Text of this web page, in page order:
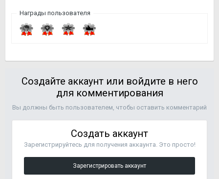
Награды пользователя
Создайте аккаунт или войдите в него
для комментирования
Вы должны быть пользователем, чтобы оставить комментарий
Создать аккаунт
Зарегистрируйтесь для получения аккаунта. Это просто!
Зарегистрировать аккаунт